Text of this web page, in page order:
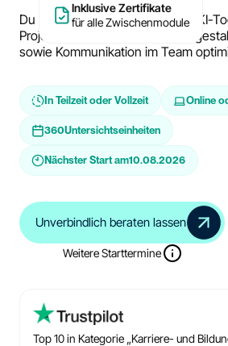
Inklusive Zertifikate
für alle Zwischenmodule
Du erfährst, wie du mithilfe von KI-
Projektmanagement effizienter
sowie Kommunikation im Team
In Teilzeit oder Vollzeit Online
360Untersichtseinheiten
Nächster Start am10.08.2026
Unverbindlich beraten lassen
Weitere Starttermine
Top 10 in Kategorie „Karriere- und